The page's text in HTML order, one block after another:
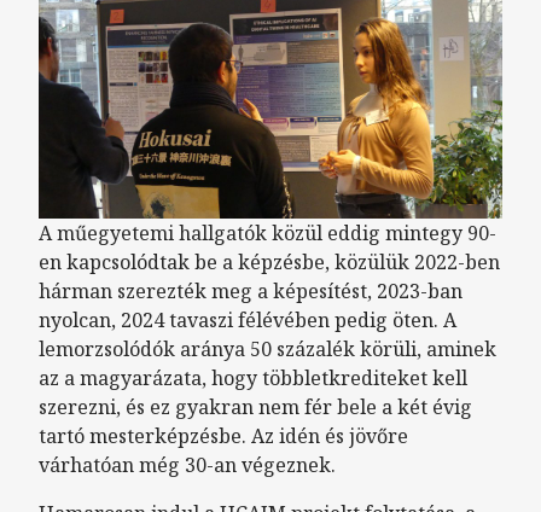
A műegyetemi hallgatók közül eddig mintegy 90-
en kapcsolódtak be a képzésbe, közülük 2022-ben
hárman szerezték meg a képesítést, 2023-ban
nyolcan, 2024 tavaszi félévében pedig öten. A
lemorzsolódók aránya 50 százalék körüli, aminek
az a magyarázata, hogy többletkrediteket kell
szerezni, és ez gyakran nem fér bele a két évig
tartó mesterképzésbe. Az idén és jövőre
várhatóan még 30-an végeznek.